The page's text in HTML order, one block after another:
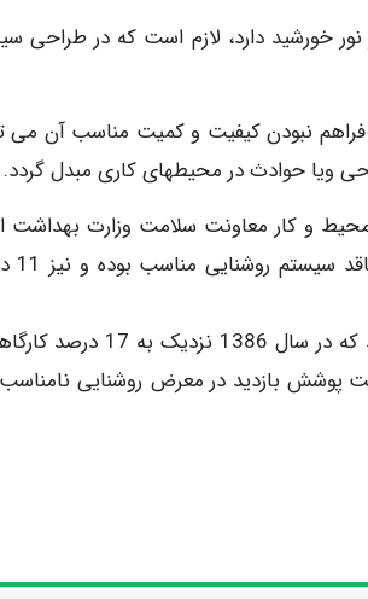
خورشید دارد، لازم است که در طراحی
نبودن کیفیت و کمیت مناسب آن می
ویا حوادث در محیطهای کاری مبدل گردد.
و کار معاونت سلامت وزارت بهداشت
گردیده است
بازدید در معرض روشنایی نامناسب می باشند. همچنین آمارها نشان می دهد که در
مناسب بوده و 12 درصد شاغلین تحت پوشش بازدید در معرض روشنایی